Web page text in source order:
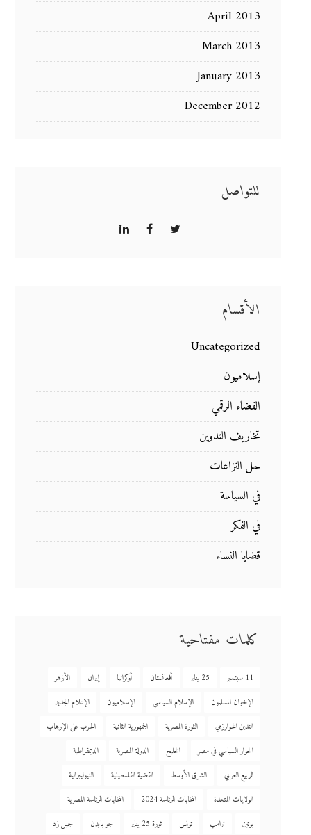
April 2013
March 2013
January 2013
December 2012
للتواصل
الأقسام
Uncategorized
إسلاميون
الفضاء الرقمي
تخاريف التدوين
حل النزاعات
في السياسة
في الفكر
قضايا النساء
كلمات مفتاحية
11 سبتمبر 25 يناير أفغانستان أوكرانيا إيران
الأزهر
الإخوان المسلمون
الإسلام السياسي الإسلاميون
الإعلام الجديد
التدين الخوارزمي
الثورة المصرية الجمهورية الثانية
الحرب على الإرهاب
الحوار السياسي في مصر
الخليج الدولة المصرية
الديمقراطية
الربيع العربي
الشرق الأوسط القضية الفلسطينية
النيوليبرالية
الولايات المتحدة
انتخابات الرئاسة 2024
انتخابات الرئاسة المصرية
بوتين
ترامب تونس ثورة 25 يناير جو بايدن
جيل زد